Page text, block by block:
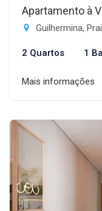
Apartamento à
Guilhermina,
2 Quartos 1
Mais informações